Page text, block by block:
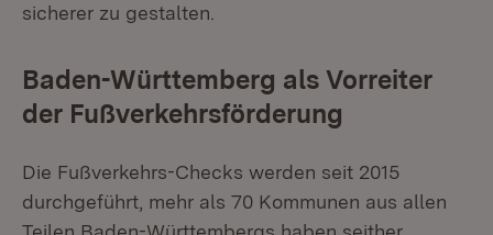
sicherer zu gestalten.
Baden-Württemberg als Vorreiter
der Fußverkehrsförderung
Die Fußverkehrs-Checks werden seit 2015
durchgeführt, mehr als 70 Kommunen aus allen